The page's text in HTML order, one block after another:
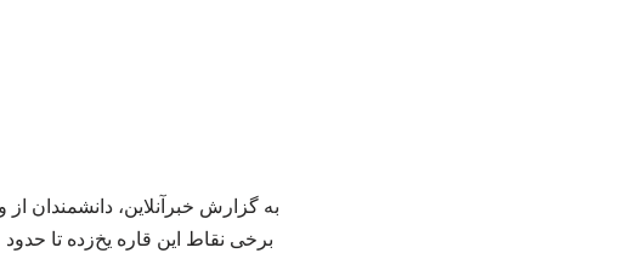
به گزارش خبرآنلاین، دانشمندان